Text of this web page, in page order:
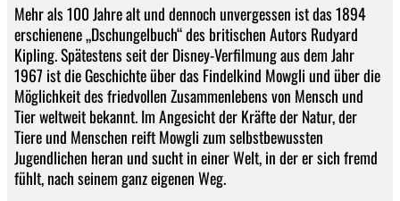
Mehr als 100 Jahre alt und dennoch unvergessen ist das 1894
erschienene „Dschungelbuch“ des britischen Autors Rudyard
Kipling. Spätestens seit der Disney-Verfilmung aus dem Jahr
1967 ist die Geschichte über das Findelkind Mowgli und über die
Möglichkeit des friedvollen Zusammenlebens von Mensch und
Tier weltweit bekannt. Im Angesicht der Kräfte der Natur, der
Tiere und Menschen reift Mowgli zum selbstbewussten
Jugendlichen heran und sucht in einer Welt, in der er sich fremd
fühlt, nach seinem ganz eigenen Weg.